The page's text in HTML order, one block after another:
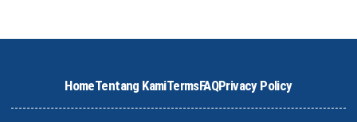
HomeTentang KamiTermsFAQPrivacy Policy